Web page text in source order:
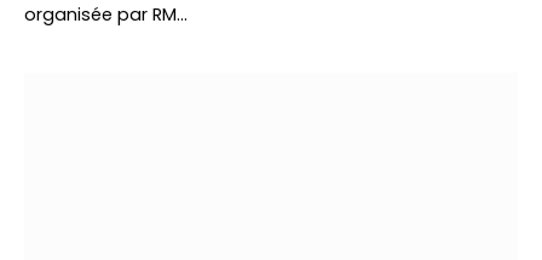
organisée par RM…